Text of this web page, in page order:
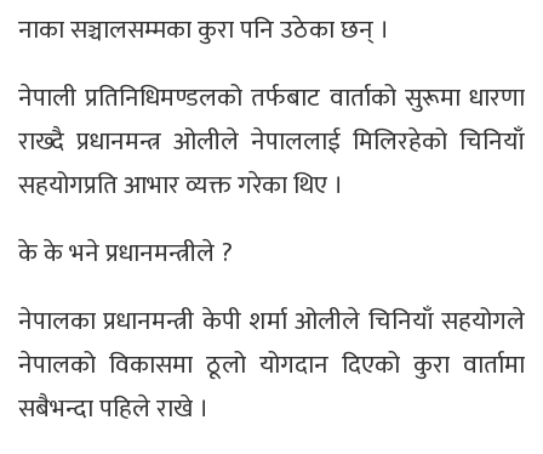
नाका सञ्चालसम्मका कुरा पनि उठेका छन् ।
नेपाली प्रतिनिधिमण्डलको तर्फबाट वार्ताको सुरूमा धारणा
राख्दै प्रधानमन्त्र ओलीले नेपाललाई मिलिरहेको चिनियाँ
सहयोगप्रति आभार व्यक्त गरेका थिए ।
के के भने प्रधानमन्त्रीले ?
नेपालका प्रधानमन्त्री केपी शर्मा ओलीले चिनियाँ सहयोगले
नेपालको विकासमा ठूलो योगदान दिएको कुरा वार्तामा
सबैभन्दा पहिले राखे ।